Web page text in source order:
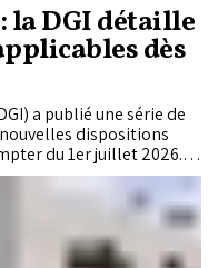
la DGI détaille
dès
a publié une série de
dispositions
du 1er juillet 2026.
de retenues à la
le cadre de l'impôt
le revenu (IR), ainsi que
supplémentaire sur
cessions de fonds de